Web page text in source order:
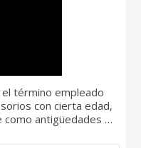
término empleado
con cierta edad,
como antigüedades …